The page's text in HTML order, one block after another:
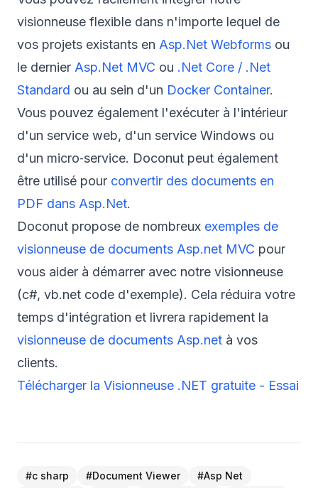
visionneuse flexible dans n'importe lequel de
vos projets existants en Asp.Net Webforms ou
le dernier Asp.Net MVC ou .Net Core / .Net
Standard ou au sein d'un Docker Container.
Vous pouvez également l'exécuter à l'intérieur
d'un service web, d'un service Windows ou
d'un micro‑service. Doconut peut également
être utilisé pour convertir des documents en
PDF dans Asp.Net.
Doconut propose de nombreux exemples de
visionneuse de documents Asp.net MVC pour
vous aider à démarrer avec notre visionneuse
(c#, vb.net code d'exemple). Cela réduira votre
temps d'intégration et livrera rapidement la
visionneuse de documents Asp.net à vos
clients.
Télécharger la Visionneuse .NET gratuite - Essai
#c sharp #Document Viewer #Asp Net